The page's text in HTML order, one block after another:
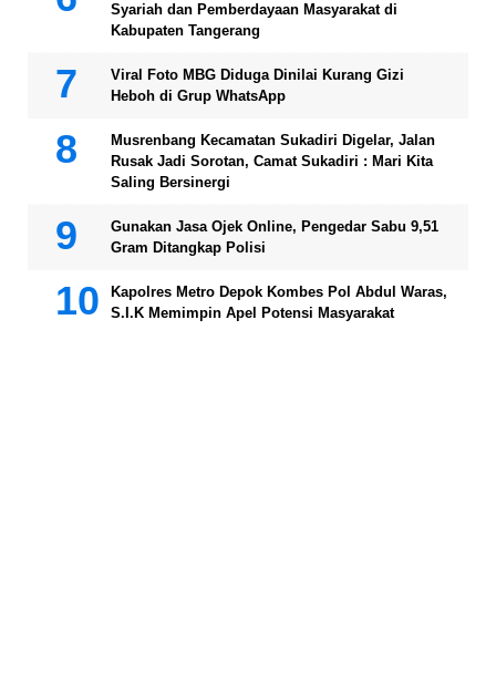
Syariah dan Pemberdayaan Masyarakat di
Kabupaten Tangerang
Viral Foto MBG Diduga Dinilai Kurang Gizi
Heboh di Grup WhatsApp
Musrenbang Kecamatan Sukadiri Digelar, Jalan
Rusak Jadi Sorotan, Camat Sukadiri : Mari Kita
Saling Bersinergi
Gunakan Jasa Ojek Online, Pengedar Sabu 9,51
Gram Ditangkap Polisi
Kapolres Metro Depok Kombes Pol Abdul Waras,
S.I.K Memimpin Apel Potensi Masyarakat